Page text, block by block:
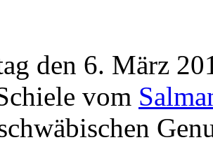
den 6. März
vom